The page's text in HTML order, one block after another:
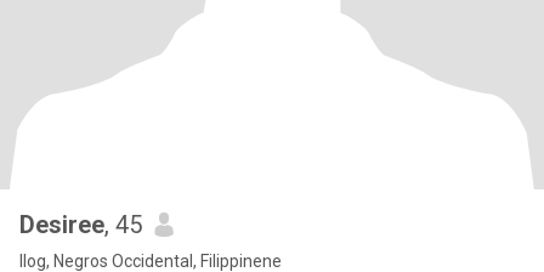
Desiree, 45
Ilog, Negros Occidental, Filippinene